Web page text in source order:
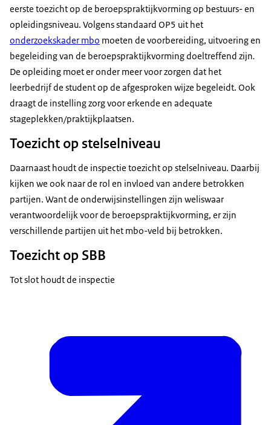
eerste toezicht op de beroepspraktijkvorming op bestuurs- en
opleidingsniveau. Volgens standaard OP5 uit het
onderzoekskader mbo moeten de voorbereiding, uitvoering en
begeleiding van de beroepspraktijkvorming doeltreffend zijn.
De opleiding moet er onder meer voor zorgen dat het
leerbedrijf de student op de afgesproken wijze begeleidt. Ook
draagt de instelling zorg voor erkende en adequate
stageplekken/praktijkplaatsen.
Toezicht op stelselniveau
Daarnaast houdt de inspectie toezicht op stelselniveau. Daarbij
kijken we ook naar de rol en invloed van andere betrokken
partijen. Want de onderwijsinstellingen zijn weliswaar
verantwoordelijk voor de beroepspraktijkvorming, er zijn
verschillende partijen uit het mbo-veld bij betrokken.
Toezicht op SBB
Tot slot houdt de inspectie